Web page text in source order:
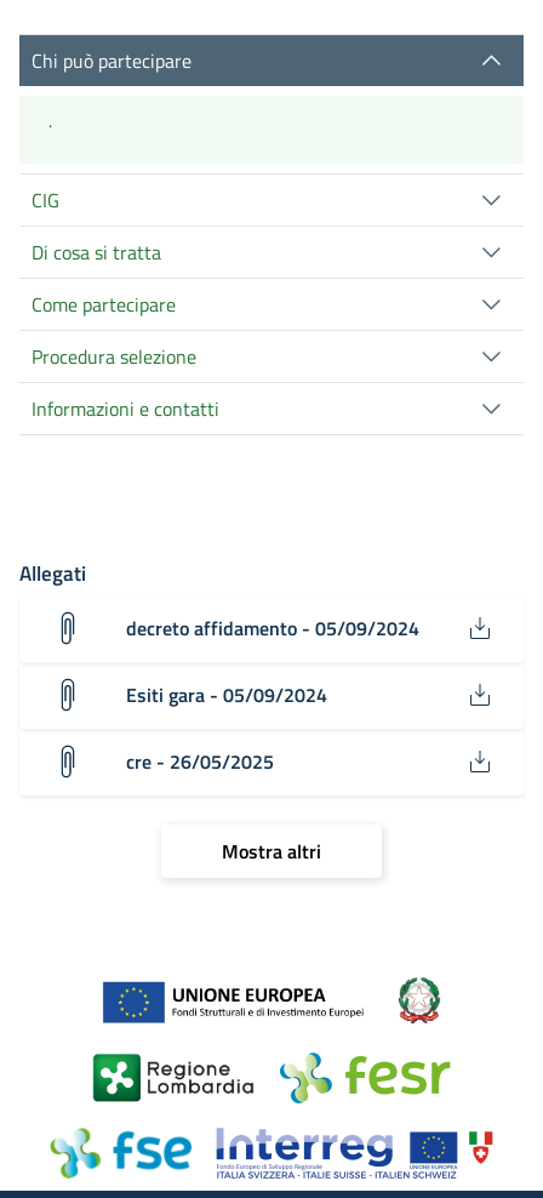
Chi può partecipare
.
CIG
Di cosa si tratta
Come partecipare
Procedura selezione
Informazioni e contatti
Allegati
decreto affidamento - 05/09/2024
Esiti gara - 05/09/2024
cre - 26/05/2025
Mostra altri